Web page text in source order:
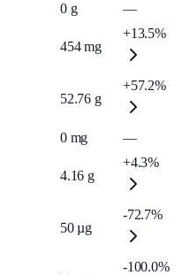
0 g —
454 mg
+13.5%
52.76 g
+57.2%
0 mg
—
4.16 g
+4.3%
50 µg
-72.7%
-100.0%